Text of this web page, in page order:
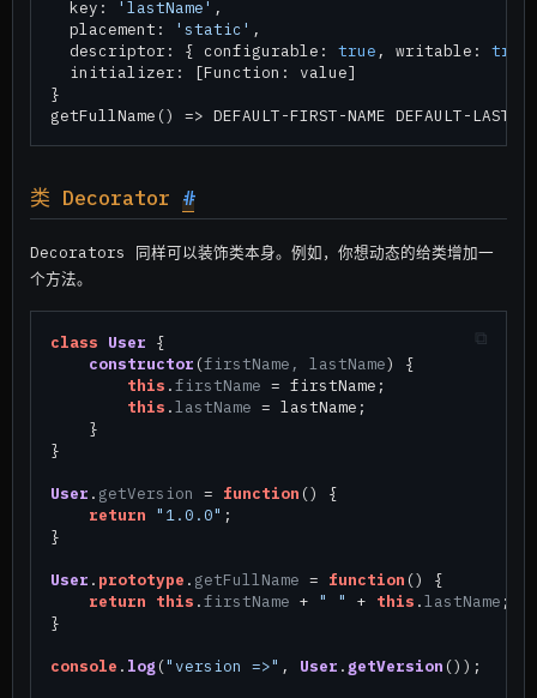
  key:
'lastName' ,
  placement:
'static' ,
  descriptor: { configurable:
true , writable: true
  initializer: [Function: value]
}
类 Decorator #
Decorators 同样可以装饰类本身。例如，你想动态的给类增加一
个方法。
class User {
constructor (firstName, lastName) {
this .firstName = firstName;
this .lastName = lastName;
    }
}
User . getVersion = function () {
return
"1.0.0" ;
}
User . prototype . getFullName = function () {
return
this .firstName + " " + this .lastName ;
}
console . log("version =>" , User . getVersion ());